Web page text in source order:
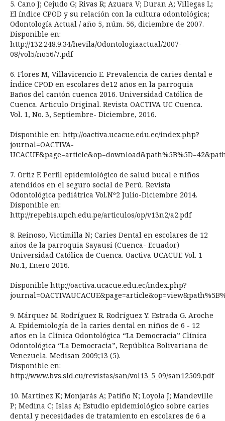
5. Cano J; Cejudo G; Rivas R; Azuara V; Duran A; Villegas L;
El índice CPOD y su relación con la cultura odontológica;
Odontología Actual / año 5, núm. 56, diciembre de 2007.
Disponible en:
http://132.248.9.34/hevila/Odontologiaactual/2007-
08/vol5/no56/7.pdf
6. Flores M, Villavicencio E. Prevalencia de caries dental e
Índice CPOD en escolares de12 años en la parroquia
Baños del cantón cuenca 2016. Universidad Católica de
Cuenca. Articulo Original. Revista OACTIVA UC Cuenca.
Vol. 1, No. 3, Septiembre- Diciembre, 2016.
Disponible en: http://oactiva.ucacue.edu.ec/index.php?
journal=OACTIVA-
7. Ortiz F. Perfil epidemiológico de salud bucal e niños
atendidos en el seguro social de Perú. Revista
Odontológica pediátrica Vol.Nº2 Julio-Diciembre 2014.
Disponible en:
http://repebis.upch.edu.pe/articulos/op/v13n2/a2.pdf
8. Reinoso, Victimilla N; Caries Dental en escolares de 12
años de la parroquia Sayausi (Cuenca- Ecuador)
Universidad Católica de Cuenca. Oactiva UCACUE Vol. 1
No.1, Enero 2016.
Disponible http://oactiva.ucacue.edu.ec/index.php?
9. Márquez M. Rodríguez R. Rodríguez Y. Estrada G. Aroche
A. Epidemiología de la caries dental en niños de 6 - 12
años en la Clínica Odontológica “La Democracia” Clínica
Odontológica “La Democracia”, República Bolivariana de
Venezuela. Medisan 2009;13 (5).
Disponible en:
http://www.bvs.sld.cu/revistas/san/vol13_5_09/san12509.pdf
10. Martínez K; Monjarás A; Patiño N; Loyola J; Mandeville
P; Medina C; Islas A; Estudio epidemiológico sobre caries
dental y necesidades de tratamiento en escolares de 6 a